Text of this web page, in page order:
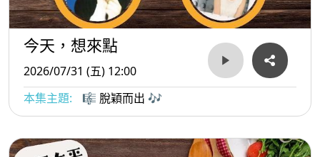
今天，想來點
2026/07/31 (五) 12:00
本集主題:
🎼 脫穎而出 🎶